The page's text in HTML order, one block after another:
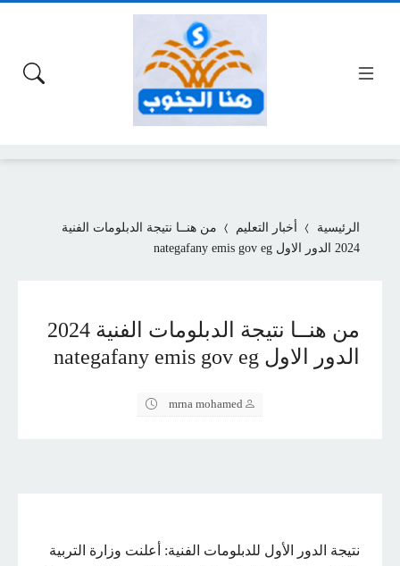
الرئيسية أخبار التعليم
من هنــا نتيجة الدبلومات الفنية
2024 الدور الاول nategafany emis gov eg
من هنــا نتيجة الدبلومات الفنية 2024
الدور الاول nategafany emis gov eg
mrna mohamed
نتيجة الدور الأول للدبلومات الفنية: أعلنت وزارة التربية